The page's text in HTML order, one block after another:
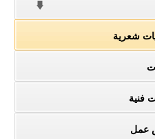
شعرية
فنية
عمل